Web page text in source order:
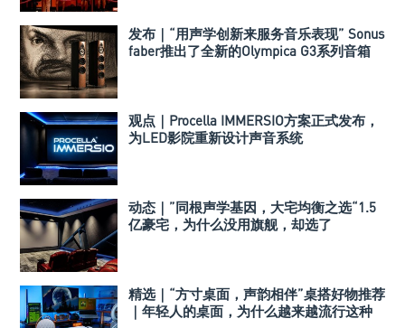
发布｜“用声学创新来服务音乐表现” Sonus
faber推出了全新的Olympica G3系列音箱
观点｜Procella IMMERSIO方案正式发布，
为LED影院重新设计声音系统
动态｜”同根声学基因，大宅均衡之选“1.5
亿豪宅，为什么没用旗舰，却选了
精选｜“方寸桌面，声韵相伴”桌搭好物推荐
｜年轻人的桌面，为什么越来越流行这种